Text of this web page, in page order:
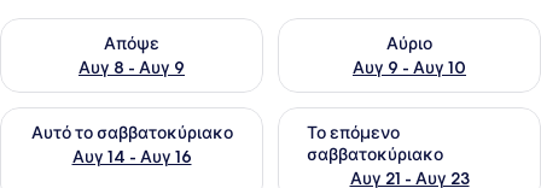
Απόψε
Αυγ 8 - Αυγ 9
Έλεγχος διαθεσιμότητας για απόψε Αυγ 8 - Αυγ 9
Αύριο
Αυγ 9 - Αυγ 10
Έλεγχος διαθεσιμότητας
Αυτό το σαββατοκύριακο
Αυγ 14 - Αυγ 16
Έλεγχος διαθεσιμότητας για αυτό το σαββατοκύριακο Αυγ
Το επόμενο
σαββατοκύριακο
Αυγ 21 - Αυγ 23
Έλεγχος διαθεσιμότητας